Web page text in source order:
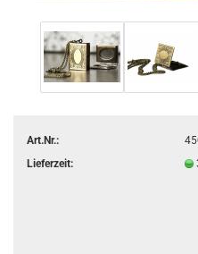
Art.Nr.:
Lieferzeit: